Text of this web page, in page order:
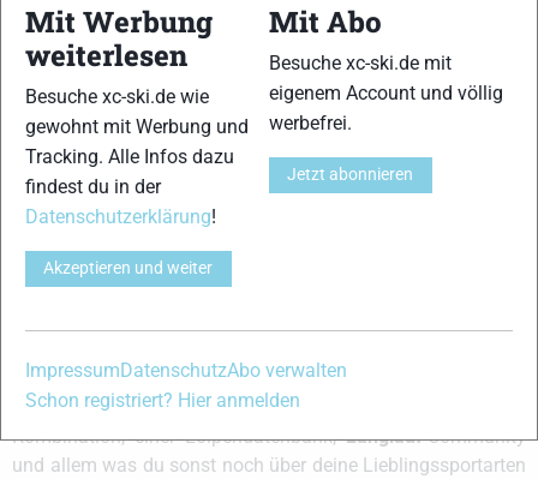
Wachs-Video: Reinigung der Steigzone von
Klister und Gripspray
Wachsvideos
XC-Ski Redaktion-4. November 2013
In diesem Video wird euch gezeigt, wie man die Steigzone eines
Klassik-Skis von Klister und Gripspray reinigt …
xc-ski.de ist DAS deutschsprachige Portal mit aktuellen
News aus dem Skilanglauf, Biathlon und der Nordischen
Kombination, einer Loipendatenbank,Langlauf-Community
und allem was du sonst noch über deine Lieblingssportarten
Mit Werbung
weiterlesen
Besuche xc-ski.de wie
gewohnt mit Werbung und
Tracking. Alle Infos dazu
findest du in der
Datenschutzerklärung!
Akzeptieren und weiter
Mit Abo
Besuche xc-ski.de mit
eigenem Account und völlig
werbefrei.
Jetzt abonnieren
Impressum DatenschutzAbo verwalten
Schon registriert? Hier anmelden